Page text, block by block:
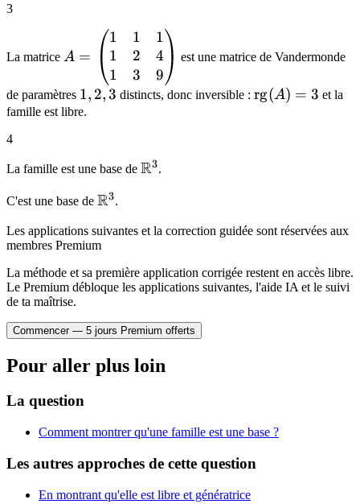
3
La matrice \begin{pmatrix}
1 & 1 & 1 \\ 1 &
2 & 4 \\ 1 & 3 &
9 \end{pmatrix}
A =
1
1
1
1
2
3
1
4
9
est une matrice de Vandermonde
de paramètres 1,
2,
1, 2, 3 distincts, donc inversible :\mathrm{rg}
rg(A) = 3 et la
famille est libre.
4
La famille est une base de \mathbb{R}^3
R3.
C'est une base de \mathbb{R}^3
R3.
Les applications suivantes et la correction guidée sont réservées aux
membres Premium
La méthode et sa première application corrigée restent en accès libre.
Le Premium débloque les applications suivantes, l'aide IA et le suivi
de ta maîtrise.
Commencer — 5 jours Premium offerts
Pour aller plus loin
La question
Comment montrer qu'une famille est une base ?
Les autres approches de cette question
En montrant qu'elle est libre et génératrice